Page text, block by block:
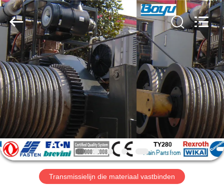
HUIS
PRODUCTEN
ONGEVEER
ONS
FABRIEKSREIS
Boyu
Electric
Power
Machinery
Co.,LTD.
Rights
Reserved.
Transmissielijn die materiaal vastbinden